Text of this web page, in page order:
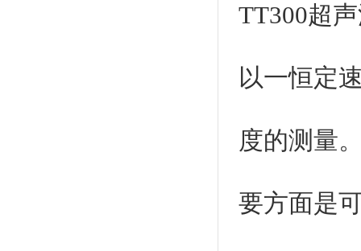
TT300超
以一恒定
度的测量
要方面是